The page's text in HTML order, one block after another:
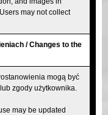
may not collect
/ Changes to the
mogą być
zgody użytkownika.
may be updated